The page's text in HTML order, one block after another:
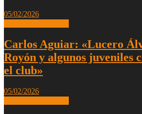
05/02/2026
Carlos Aguiar: «Lucero
Royón y algunos juveniles
el club»
05/02/2026